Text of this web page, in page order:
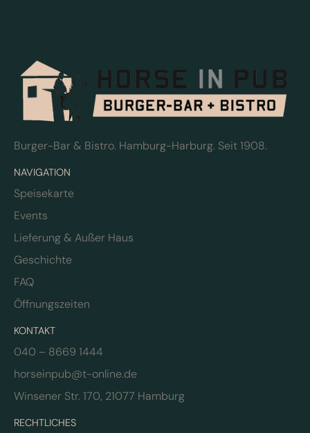
Burger-Bar & Bistro. Hamburg-Harburg. Seit 1908.
NAVIGATION
Speisekarte
Events
Lieferung & Außer Haus
Geschichte
FAQ
Öffnungszeiten
KONTAKT
040 – 8669 1444
horseinpub@t-online.de
Winsener Str. 170, 21077 Hamburg
RECHTLICHES